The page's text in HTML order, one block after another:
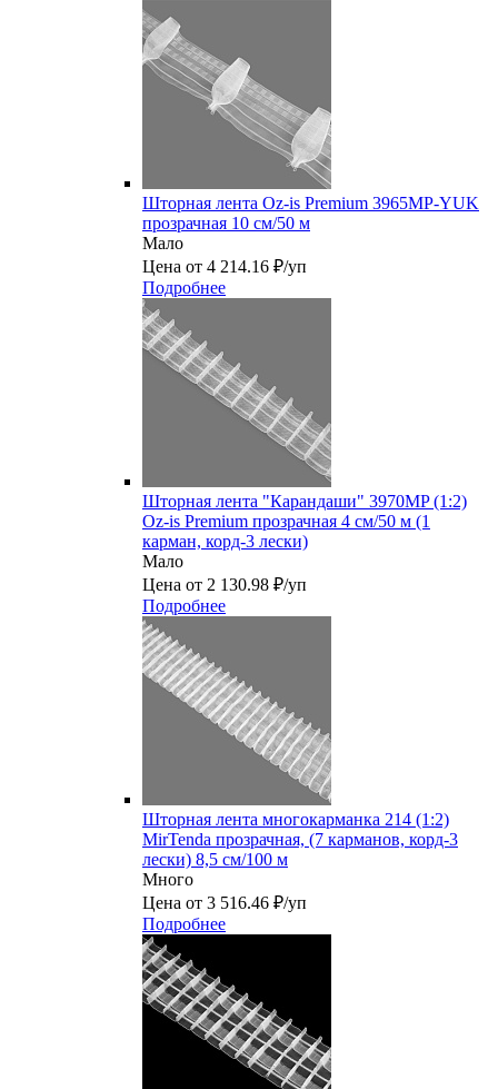
Шторная лента Oz-is Premium 3965MP-YUK
прозрачная 10 см/50 м
Мало
Цена от 4 214.16 ₽/уп
Подробнее
Шторная лента "Карандаши" 3970MP (1:2)
Oz-is Premium прозрачная 4 см/50 м (1
карман, корд-3 лески)
Мало
Цена от 2 130.98 ₽/уп
Подробнее
Шторная лента многокарманка 214 (1:2)
MirTenda прозрачная, (7 карманов, корд-3
лески) 8,5 см/100 м
Много
Цена от 3 516.46 ₽/уп
Подробнее